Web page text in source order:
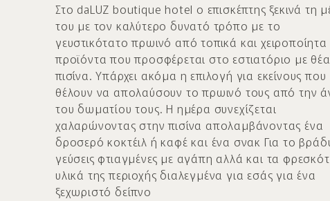
Στο daLUZ boutique hotel ο επισκέπτης ξεκινά τη
του με τον καλύτερο δυνατό τρόπο με το
γευστικότατο πρωινό από τοπικά και χειροποίητα
προϊόντα που προσφέρεται στο εστιατόριο με
πισίνα. Υπάρχει ακόμα η επιλογή για εκείνους που
θέλουν να απολαύσουν το πρωινό τους από την
του δωματίου τους. Η ημέρα συνεχίζεται
χαλαρώνοντας στην πισίνα απολαμβάνοντας ένα
δροσερό κοκτέιλ ή καφέ και ένα σνακ Για το
γεύσεις φτιαγμένες με αγάπη αλλά και τα
υλικά της περιοχής διαλεγμένα για εσάς για ένα
ξεχωριστό δείπνο